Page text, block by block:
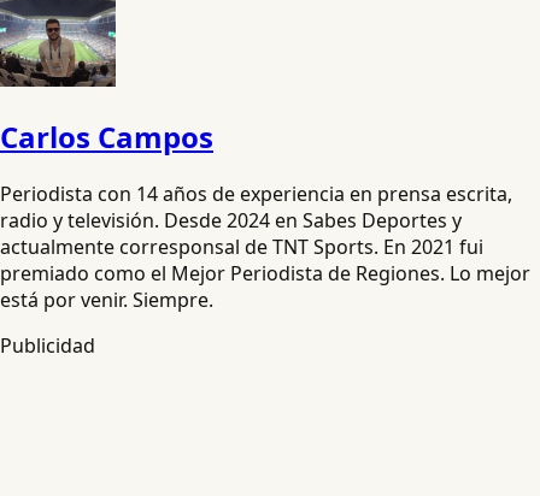
Carlos Campos
Periodista con 14 años de experiencia en prensa escrita,
radio y televisión. Desde 2024 en Sabes Deportes y
actualmente corresponsal de TNT Sports. En 2021 fui
premiado como el Mejor Periodista de Regiones. Lo mejor
está por venir. Siempre.
Publicidad